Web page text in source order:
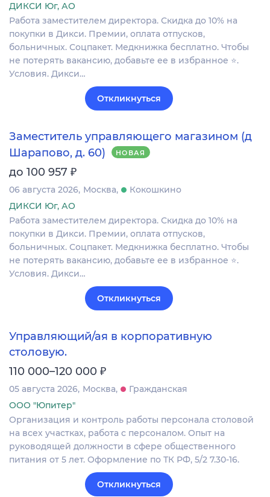
ДИКСИ Юг, АО
Работа заместителем директора. Скидка до 10% на
покупки в Дикси. Премии, оплата отпусков,
больничных. Соцпакет. Медкнижка бесплатно. Чтобы
не потерять вакансию, добавьте ее в избранное ⭐.
Условия. Дикси…
Откликнуться
Заместитель управляющего магазином (д
Шарапово, д. 60)
НОВАЯ
до 100 957 ₽
06 августа 2026 Москва
Кокошкино
ДИКСИ Юг, АО
Работа заместителем директора. Скидка до 10% на
покупки в Дикси. Премии, оплата отпусков,
больничных. Соцпакет. Медкнижка бесплатно. Чтобы
не потерять вакансию, добавьте ее в избранное ⭐.
Условия. Дикси…
Откликнуться
Управляющий/ая в корпоративную
столовую.
110 000–120 000 ₽
05 августа 2026 Москва
Гражданская
ООО "Юпитер"
Организация и контроль работы персонала столовой
на всех участках, работа с персоналом. Опыт на
руководящей должности в сфере общественного
питания от 5 лет. Оформление по ТК РФ, 5/2 7.30-16.
Откликнуться